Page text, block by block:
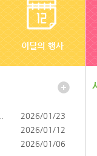
2026/01/23
2026/01/12
2026/01/06